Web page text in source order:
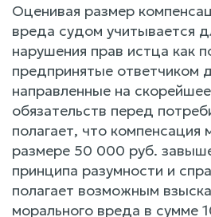
Оценивая размер
вреда судом учитывается
нарушения прав истца как
предпринятые ответчиком
направленные на
обязательств перед
полагает, что компенсация
размере 50 000 руб.
принципа разумности и
полагает возможным
морального вреда в сумме